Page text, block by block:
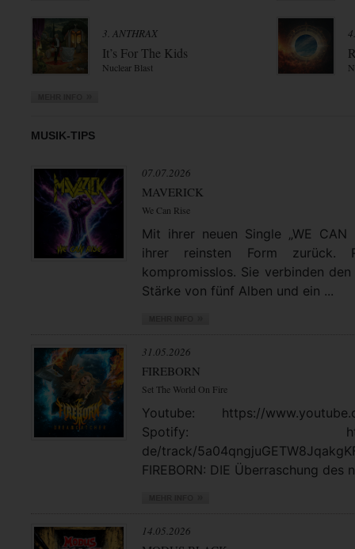
3. ANTHRAX
It’s For The Kids
Nuclear Blast
MUSIK-TIPS
07.07.2026
MAVERICK
We Can Rise
Mit ihrer neuen Single „WE CAN
ihrer reinsten Form zurück.
kompromisslos. Sie verbinden
Stärke von fünf Alben und ein ...
31.05.2026
FIREBORN
Set The World On Fire
Youtube: https://
Spotify: https://
de/track/
FIREBORN: DIE Überraschung des
14.05.2026